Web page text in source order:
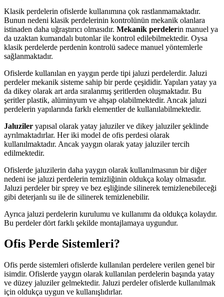
Klasik perdelerin ofislerde kullanımına çok rastlanmamaktadır.
Bunun nedeni klasik perdelerinin kontrolünün mekanik olanlara
istinaden daha uğraştırıcı olmasıdır. Mekanik perdelerin manuel ya
da uzaktan kumandalı butonlar ile kontrol edilebilmektedir. Oysa
klasik perdelerde perdenin kontrolü sadece manuel yöntemlerle
sağlanmaktadır.
Ofislerde kullanılan en yaygın perde tipi jaluzi perdelerdir. Jaluzi
perdeler mekanik sisteme sahip bir perde çeşididir. Yapıları yatay ya
da dikey olarak art arda sıralanmış şeritlerden oluşmaktadır. Bu
şeritler plastik, alüminyum ve ahşap olabilmektedir. Ancak jaluzi
perdelerin yapılarında farklı elementler de kullanılabilmektedir.
Jaluziler yapısal olarak yatay jaluziler ve dikey jaluziler şeklinde
ayrılmaktadırlar. Her iki model de ofis perdesi olarak
kullanılmaktadır. Ancak yaygın olarak yatay jaluziler tercih
edilmektedir.
Ofislerde jaluzilerin daha yaygın olarak kullanılmasının bir diğer
nedeni ise jaluzi perdelerin temizliğinin oldukça kolay olmasıdır.
Jaluzi perdeler bir sprey ve bez eşliğinde silinerek temizlenebileceği
gibi deterjanlı su ile de silinerek temizlenebilir.
Ayrıca jaluzi perdelerin kurulumu ve kullanımı da oldukça kolaydır.
Bu perdeler dört farklı şekilde montajlamaya uygundur.
Ofis Perde Sistemleri?
Ofis perde sistemleri ofislerde kullanılan perdelere verilen genel bir
isimdir. Ofislerde yaygın olarak kullanılan perdelerin başında yatay
ve düzey jaluziler gelmektedir. Jaluzi perdeler ofislerde kullanılmak
için oldukça uygun ve kullanışlıdırlar.